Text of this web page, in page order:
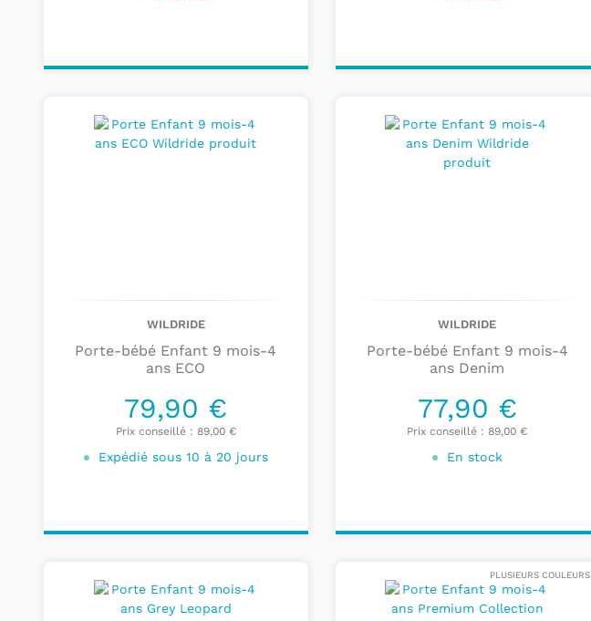
WILDRIDE
Porte-bébé Enfant 9 mois-4
ans ECO
79,90 €
Prix conseillé : 89,00 €
Expédié sous 10 à 20 jours
WILDRIDE
Porte-bébé Enfant 9 mois-4
ans Denim
77,90 €
Prix conseillé : 89,00 €
En stock
PLUSIEURS COULEURS